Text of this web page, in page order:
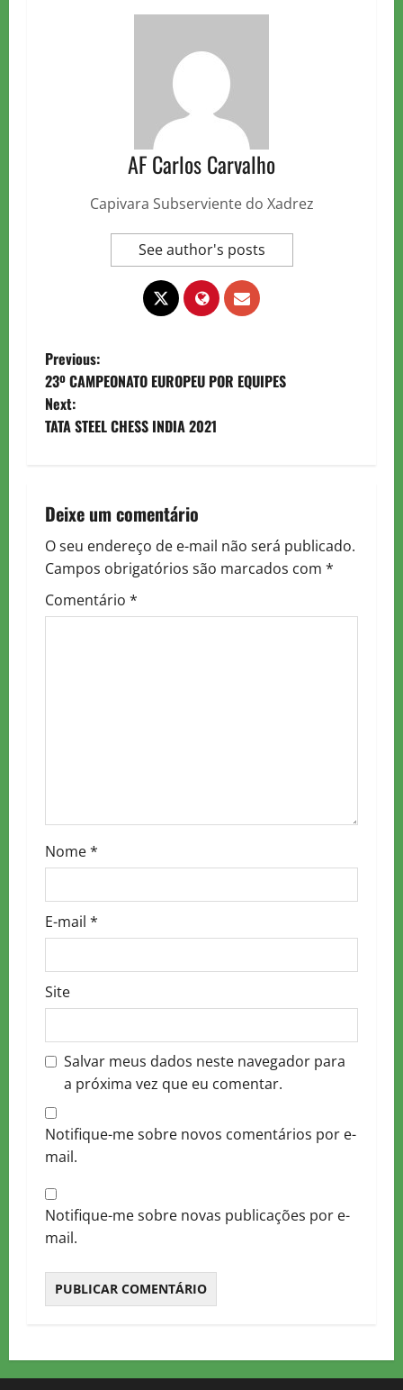
AF Carlos Carvalho
Capivara Subserviente do Xadrez
See author's posts
P
o
s
n
a
v
i
o
n
Previous:
23º CAMPEONATO EUROPEU POR EQUIPES
Next:
TATA STEEL CHESS INDIA 2021
Deixe um comentário
O seu endereço de e-mail não será publicado.
Campos obrigatórios são marcados com *
Comentário *
Nome*
E-mail *
Site
Salvar meus dados neste navegador para
a próxima vez que eu comentar.
Notifique-me sobre novos comentários por e-
mail.
Notifique-me sobre novas publicações por e-
mail.